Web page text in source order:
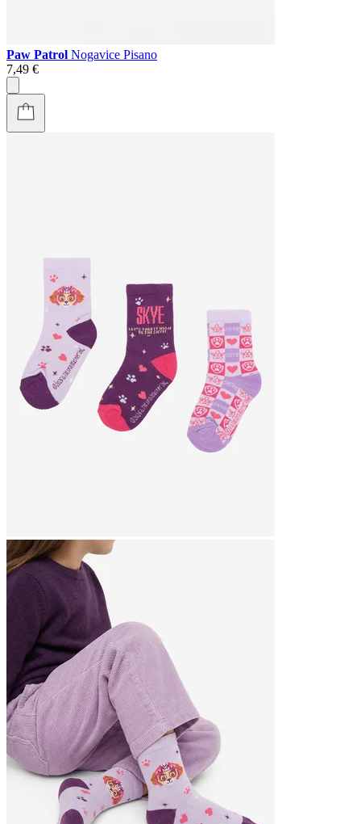
Paw Patrol Nogavice Pisano
7,49 €